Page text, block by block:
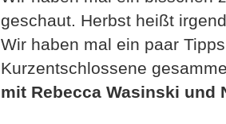
geschaut. Herbst heißt
Wir haben mal ein paar
Kurzentschlossene
mit Rebecca Wasinski und